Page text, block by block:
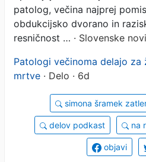
patolog, večina najprej
obdukcijsko dvorano in
resničnost … · Slovenske
Patologi večinoma delajo za
mrtve · Delo · 6d
simona šramek
delov podkast na
objavi